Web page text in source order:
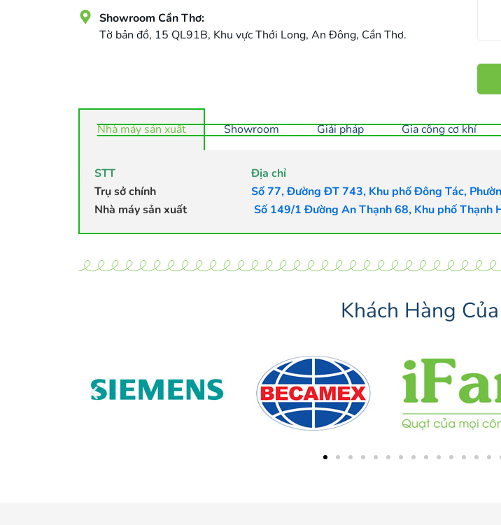
Showroom Cần Thơ:
Tờ bản đồ, 15 QL91B, Khu vực Thới Long, An Đông, Cần Thơ.
Nhà máy sản xuất Showroom Giải pháp Gia công cơ khí
STT
Địa chỉ
Trụ sở chính
Số 77, Đường ĐT 743, Khu phố Đông Tác,
Nhà máy sản xuất
Số 149/1 Đường An Thạnh 68, Khu phố Thạnh
Khách Hàng